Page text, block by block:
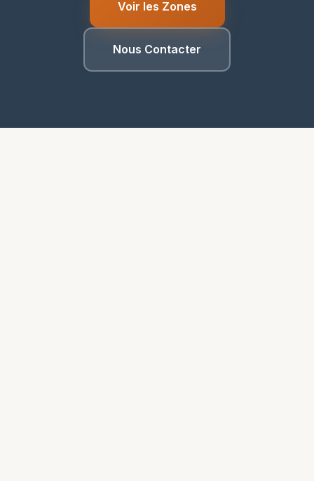
Voir les Zones
Nous Contacter